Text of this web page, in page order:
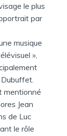
le plus
par
musique
»,
mentionné
Jean
de Luc
le rôle